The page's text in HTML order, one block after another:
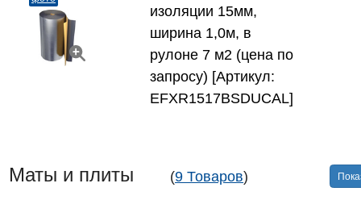
изоляции 15мм,
ширина 1,0м, в
рулоне 7 м2 (цена по
запросу) [Артикул:
EFXR1517BSDUCAL]
Маты и плиты (9 Товаров)